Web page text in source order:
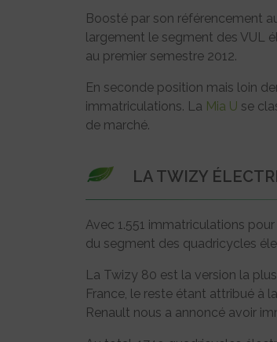
Boosté par son référencement
largement le segment des VUL
au premier semestre 2012.
En seconde position mais loin
immatriculations. La Mia U se
de marché.
LA TWIZY
Avec 1.551 immatriculations pour
du segment des quadricycles
La Twizy 80 est la version la
France, le reste étant attribué à
Renault nous a annoncé avoir